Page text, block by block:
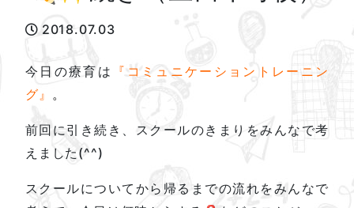
2018.07.03
今日の療育は 『コミュニケーショントレーニン
グ』 。
前回に引き続き、スクールのきまりをみんなで考
えました(^^)
スクールについてから帰るまでの流れをみんなで